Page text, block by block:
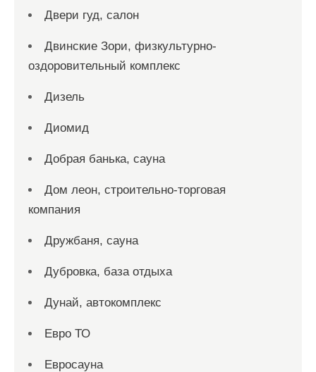
Двери гуд, салон
Двинские Зори, физкультурно-
оздоровительный комплекс
Дизель
Диомид
Добрая банька, сауна
Дом леон, строительно-торговая
компания
Дружбаня, сауна
Дубровка, база отдыха
Дунай, автокомплекс
Евро ТО
Евросауна